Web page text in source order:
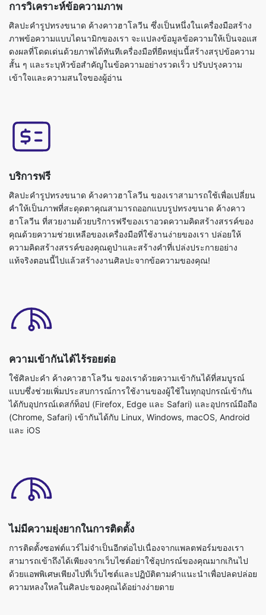
การวิเคราะห์ข้อความภาพ
ศิลปะคำรูปทรงขนาด ค้างคาวฮาโลวีน ซึ่งเป็นหนึ่งในเครื่องมือสร้าง
ภาพข้อความแบบไดนามิกของเรา จะแปลงข้อมูลข้อความให้เป็นจอแส
ดงผลที่โดดเด่นด้วยภาพได้ทันทีเครื่องมือที่ยืดหยุ่นนี้สร้างสรุปข้อความ
สั้น ๆ และระบุหัวข้อสำคัญในข้อความอย่างรวดเร็ว ปรับปรุงความ
เข้าใจและความสนใจของผู้อ่าน
บริการฟรี
ศิลปะคำรูปทรงขนาด ค้างคาวฮาโลวีน ของเราสามารถใช้เพื่อเปลี่ยน
คำให้เป็นภาพที่สะดุดตาคุณสามารถออกแบบรูปทรงขนาด ค้างคาว
ฮาโลวีน ที่สวยงามด้วยบริการฟรีของเราอวดความคิดสร้างสรรค์ของ
คุณด้วยความช่วยเหลือของเครื่องมือที่ใช้งานง่ายของเรา ปล่อยให้
ความคิดสร้างสรรค์ของคุณดูป่าและสร้างคำที่เปล่งประกายอย่าง
แท้จริงตอนนี้ไปแล้วสร้างงานศิลปะจากข้อความของคุณ!
ความเข้ากันได้ไร้รอยต่อ
ใช้ศิลปะคำ ค้างคาวฮาโลวีน ของเราด้วยความเข้ากันได้ที่สมบูรณ์
แบบซึ่งช่วยเพิ่มประสบการณ์การใช้งานของผู้ใช้ในทุกอุปกรณ์เข้ากัน
ได้กับอุปกรณ์เดสก์ท็อป (Firefox, Edge และ Safari) และอุปกรณ์มือถือ
(Chrome, Safari) เข้ากันได้กับ Linux, Windows, macOS, Android
และ iOS
ไม่มีความยุ่งยากในการติดตั้ง
การติดตั้งซอฟต์แวร์ไม่จำเป็นอีกต่อไปเนื่องจากแพลตฟอร์มของเรา
สามารถเข้าถึงได้เพียงจากเว็บไซต์อย่าใช้อุปกรณ์ของคุณมากเกินไป
ด้วยแอพพิเศษเพียงไปที่เว็บไซต์และปฏิบัติตามคำแนะนำเพื่อปลดปล่อย
ความหลงใหลในศิลปะของคุณได้อย่างง่ายดาย